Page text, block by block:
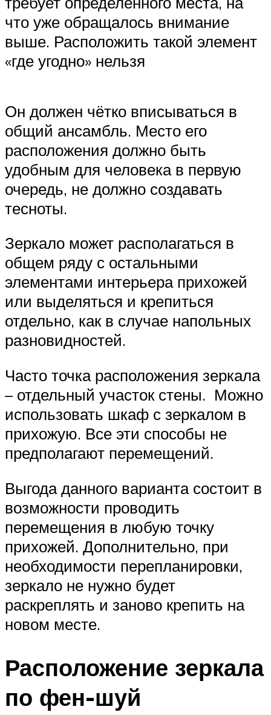
что уже обращалось внимание
выше. Расположить такой элемент
«где угодно» нельзя
Он должен чётко вписываться в
общий ансамбль. Место его
расположения должно быть
удобным для человека в первую
очередь, не должно создавать
тесноты.
Зеркало может располагаться в
общем ряду с остальными
элементами интерьера прихожей
или выделяться и крепиться
отдельно, как в случае напольных
разновидностей.
Часто точка расположения зеркала
– отдельный участок стены. Можно
использовать шкаф с зеркалом в
прихожую. Все эти способы не
предполагают перемещений.
Выгода данного варианта состоит в
возможности проводить
перемещения в любую точку
прихожей. Дополнительно, при
необходимости перепланировки,
зеркало не нужно будет
раскреплять и заново крепить на
новом месте.
Расположение зеркала
по фен-шуй